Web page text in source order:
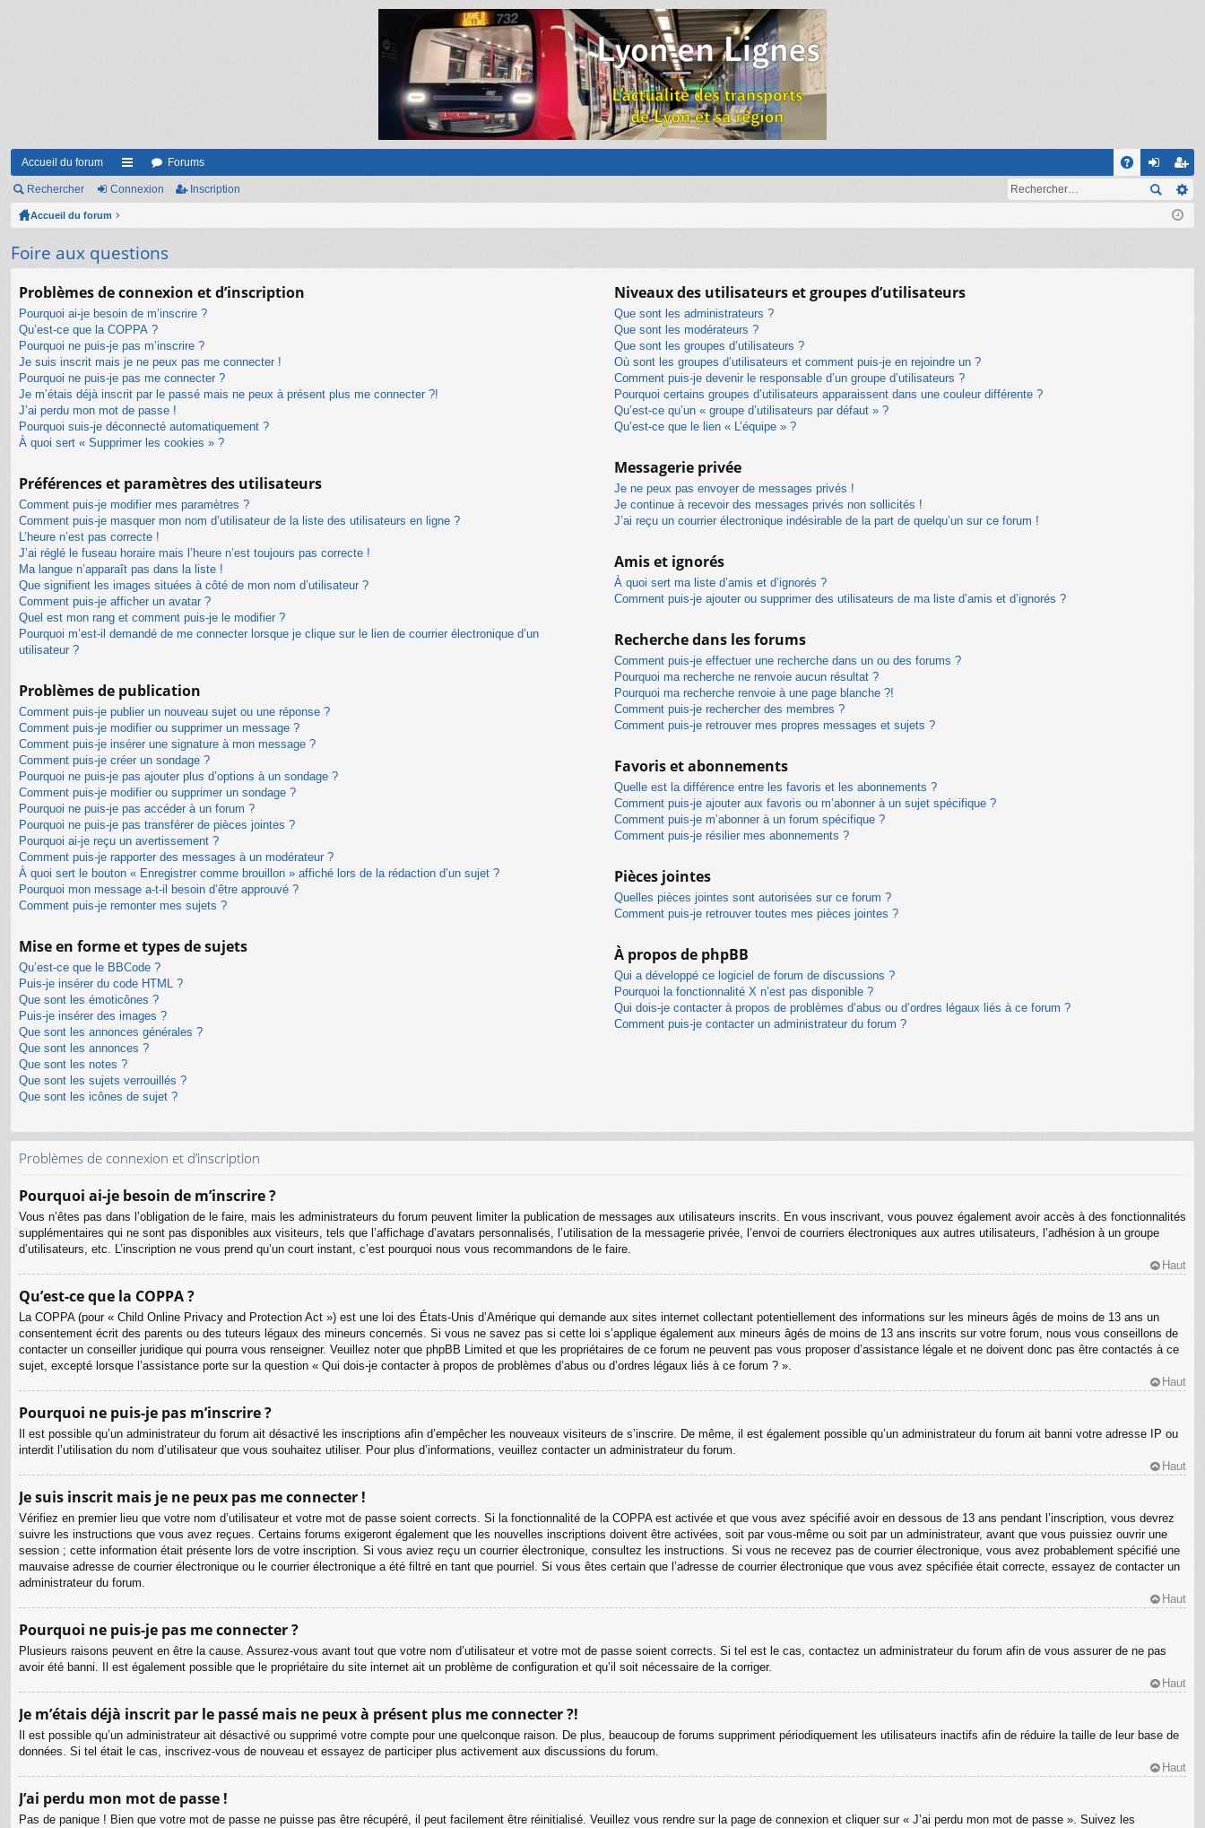
Accueil du forum
ac
ci
s
Forums
on
on
ns
cri
on
Rechercher Connexion Inscription
Accueil du forum
Foire aux questions
Problèmes de connexion et d’inscription
Pourquoi ai-je besoin de m’inscrire ?
Qu’est-ce que la COPPA ?
Pourquoi ne puis-je pas m’inscrire ?
Je suis inscrit mais je ne peux pas me connecter !
Pourquoi ne puis-je pas me connecter ?
Je m’étais déjà inscrit par le passé mais ne peux à présent plus me connecter ?!
J’ai perdu mon mot de passe !
Pourquoi suis-je déconnecté automatiquement ?
À quoi sert « Supprimer les cookies » ?
Préférences et paramètres des utilisateurs
Comment puis-je modifier mes paramètres ?
Comment puis-je masquer mon nom d’utilisateur de la liste des utilisateurs en ligne ?
L’heure n’est pas correcte !
J’ai réglé le fuseau horaire mais l’heure n’est toujours pas correcte !
Ma langue n’apparaît pas dans la liste !
Que signifient les images situées à côté de mon nom d’utilisateur ?
Comment puis-je afficher un avatar ?
Quel est mon rang et comment puis-je le modifier ?
Pourquoi m’est-il demandé de me connecter lorsque je clique sur le lien de courrier électronique d’un
utilisateur ?
Problèmes de publication
Comment puis-je publier un nouveau sujet ou une réponse ?
Comment puis-je modifier ou supprimer un message ?
Comment puis-je insérer une signature à mon message ?
Comment puis-je créer un sondage ?
Pourquoi ne puis-je pas ajouter plus d’options à un sondage ?
Comment puis-je modifier ou supprimer un sondage ?
Pourquoi ne puis-je pas accéder à un forum ?
Pourquoi ne puis-je pas transférer de pièces jointes ?
Pourquoi ai-je reçu un avertissement ?
Comment puis-je rapporter des messages à un modérateur ?
À quoi sert le bouton « Enregistrer comme brouillon » affiché lors de la rédaction d’un sujet ?
Pourquoi mon message a-t-il besoin d’être approuvé ?
Comment puis-je remonter mes sujets ?
Mise en forme et types de sujets
Qu’est-ce que le BBCode ?
Puis-je insérer du code HTML ?
Que sont les émoticônes ?
Puis-je insérer des images ?
Que sont les annonces générales ?
Que sont les annonces ?
Que sont les notes ?
Que sont les sujets verrouillés ?
Que sont les icônes de sujet ?
Niveaux des utilisateurs et groupes d’utilisateurs
Que sont les administrateurs ?
Que sont les modérateurs ?
Que sont les groupes d’utilisateurs ?
Où sont les groupes d’utilisateurs et comment puis-je en rejoindre un ?
Comment puis-je devenir le responsable d’un groupe d’utilisateurs ?
Pourquoi certains groupes d’utilisateurs apparaissent dans une couleur différente ?
Qu’est-ce qu’un « groupe d’utilisateurs par défaut » ?
Qu’est-ce que le lien « L’équipe » ?
Messagerie privée
Je ne peux pas envoyer de messages privés !
Je continue à recevoir des messages privés non sollicités !
J’ai reçu un courrier électronique indésirable de la part de quelqu’un sur ce forum !
Amis et ignorés
À quoi sert ma liste d’amis et d’ignorés ?
Comment puis-je ajouter ou supprimer des utilisateurs de ma liste d’amis et d’ignorés ?
Recherche dans les forums
Comment puis-je effectuer une recherche dans un ou des forums ?
Pourquoi ma recherche ne renvoie aucun résultat ?
Pourquoi ma recherche renvoie à une page blanche ?!
Comment puis-je rechercher des membres ?
Comment puis-je retrouver mes propres messages et sujets ?
Favoris et abonnements
Quelle est la différence entre les favoris et les abonnements ?
Comment puis-je ajouter aux favoris ou m’abonner à un sujet spécifique ?
Comment puis-je m’abonner à un forum spécifique ?
Comment puis-je résilier mes abonnements ?
Pièces jointes
Quelles pièces jointes sont autorisées sur ce forum ?
Comment puis-je retrouver toutes mes pièces jointes ?
À propos de phpBB
Qui a développé ce logiciel de forum de discussions ?
Pourquoi la fonctionnalité X n’est pas disponible ?
Qui dois-je contacter à propos de problèmes d’abus ou d’ordres légaux liés à ce forum ?
Comment puis-je contacter un administrateur du forum ?
Problèmes de connexion et d’inscription
Pourquoi ai-je besoin de m’inscrire ?
Vous n’êtes pas dans l’obligation de le faire, mais les administrateurs du forum peuvent limiter la publication de messages aux utilisateurs inscrits. En vous inscrivant, vous pouvez également avoir accès à des fonctionnalités
supplémentaires qui ne sont pas disponibles aux visiteurs, tels que l’affichage d’avatars personnalisés, l’utilisation de la messagerie privée, l’envoi de courriers électroniques aux autres utilisateurs, l’adhésion à un groupe
d’utilisateurs, etc. L’inscription ne vous prend qu’un court instant, c’est pourquoi nous vous recommandons de le faire.
Haut
Qu’est-ce que la COPPA ?
La COPPA (pour « Child Online Privacy and Protection Act ») est une loi des États-Unis d’Amérique qui demande aux sites internet collectant potentiellement des informations sur les mineurs âgés de moins de 13 ans un
consentement écrit des parents ou des tuteurs légaux des mineurs concernés. Si vous ne savez pas si cette loi s’applique également aux mineurs âgés de moins de 13 ans inscrits sur votre forum, nous vous conseillons de
contacter un conseiller juridique qui pourra vous renseigner. Veuillez noter que phpBB Limited et que les propriétaires de ce forum ne peuvent pas vous proposer d’assistance légale et ne doivent donc pas être contactés à ce
sujet, excepté lorsque l’assistance porte sur la question « Qui dois-je contacter à propos de problèmes d’abus ou d’ordres légaux liés à ce forum ? ».
Haut
Pourquoi ne puis-je pas m’inscrire ?
Il est possible qu’un administrateur du forum ait désactivé les inscriptions afin d’empêcher les nouveaux visiteurs de s’inscrire. De même, il est également possible qu’un administrateur du forum ait banni votre adresse IP ou
interdit l’utilisation du nom d’utilisateur que vous souhaitez utiliser. Pour plus d’informations, veuillez contacter un administrateur du forum.
Haut
Je suis inscrit mais je ne peux pas me connecter !
Vérifiez en premier lieu que votre nom d’utilisateur et votre mot de passe soient corrects. Si la fonctionnalité de la COPPA est activée et que vous avez spécifié avoir en dessous de 13 ans pendant l’inscription, vous devrez
suivre les instructions que vous avez reçues. Certains forums exigeront également que les nouvelles inscriptions doivent être activées, soit par vous-même ou soit par un administrateur, avant que vous puissiez ouvrir une
session ; cette information était présente lors de votre inscription. Si vous aviez reçu un courrier électronique, consultez les instructions. Si vous ne recevez pas de courrier électronique, vous avez probablement spécifié une
mauvaise adresse de courrier électronique ou le courrier électronique a été filtré en tant que pourriel. Si vous êtes certain que l’adresse de courrier électronique que vous avez spécifiée était correcte, essayez de contacter un
administrateur du forum.
Haut
Pourquoi ne puis-je pas me connecter ?
Plusieurs raisons peuvent en être la cause. Assurez-vous avant tout que votre nom d’utilisateur et votre mot de passe soient corrects. Si tel est le cas, contactez un administrateur du forum afin de vous assurer de ne pas
avoir été banni. Il est également possible que le propriétaire du site internet ait un problème de configuration et qu’il soit nécessaire de la corriger.
Haut
Je m’étais déjà inscrit par le passé mais ne peux à présent plus me connecter ?!
Il est possible qu’un administrateur ait désactivé ou supprimé votre compte pour une quelconque raison. De plus, beaucoup de forums suppriment périodiquement les utilisateurs inactifs afin de réduire la taille de leur base de
données. Si tel était le cas, inscrivez-vous de nouveau et essayez de participer plus activement aux discussions du forum.
Haut
J’ai perdu mon mot de passe !
Pas de panique ! Bien que votre mot de passe ne puisse pas être récupéré, il peut facilement être réinitialisé. Veuillez vous rendre sur la page de connexion et cliquer sur « J’ai perdu mon mot de passe ». Suivez les